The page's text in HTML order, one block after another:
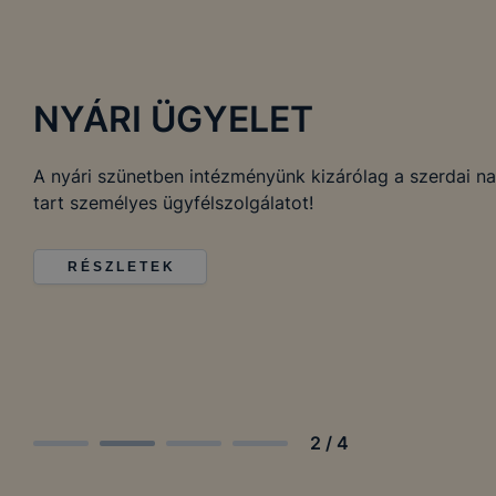
NYÁRI ÜGYELET
A nyári szünetben intézményünk kizárólag a szerdai
tart személyes ügyfélszolgálatot!
R É S Z L E T E K
2 / 4